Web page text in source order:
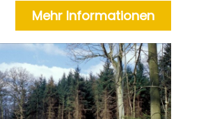
Mehr Informationen